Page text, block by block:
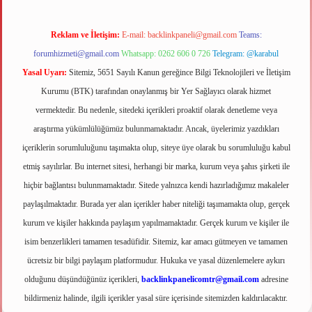
Reklam ve İletişim: E-mail: backlinkpaneli@gmail.com Teams:
forumhizmeti@gmail.com Whatsapp: 0262 606 0 726 Telegram: @karabul
Yasal Uyarı: Sitemiz, 5651 Sayılı Kanun gereğince Bilgi Teknolojileri ve İletişim
Kurumu (BTK) tarafından onaylanmış bir Yer Sağlayıcı olarak hizmet
vermektedir. Bu nedenle, sitedeki içerikleri proaktif olarak denetleme veya
araştırma yükümlülüğümüz bulunmamaktadır. Ancak, üyelerimiz yazdıkları
içeriklerin sorumluluğunu taşımakta olup, siteye üye olarak bu sorumluluğu kabul
etmiş sayılırlar. Bu internet sitesi, herhangi bir marka, kurum veya şahıs şirketi ile
hiçbir bağlantısı bulunmamaktadır. Sitede yalnızca kendi hazırladığımız makaleler
paylaşılmaktadır. Burada yer alan içerikler haber niteliği taşımamakta olup, gerçek
kurum ve kişiler hakkında paylaşım yapılmamaktadır. Gerçek kurum ve kişiler ile
isim benzerlikleri tamamen tesadüfidir. Sitemiz, kar amacı gütmeyen ve tamamen
ücretsiz bir bilgi paylaşım platformudur. Hukuka ve yasal düzenlemelere aykırı
olduğunu düşündüğünüz içerikleri, backlinkpanelicomtr@gmail.comadresine
bildirmeniz halinde, ilgili içerikler yasal süre içerisinde sitemizden kaldırılacaktır.